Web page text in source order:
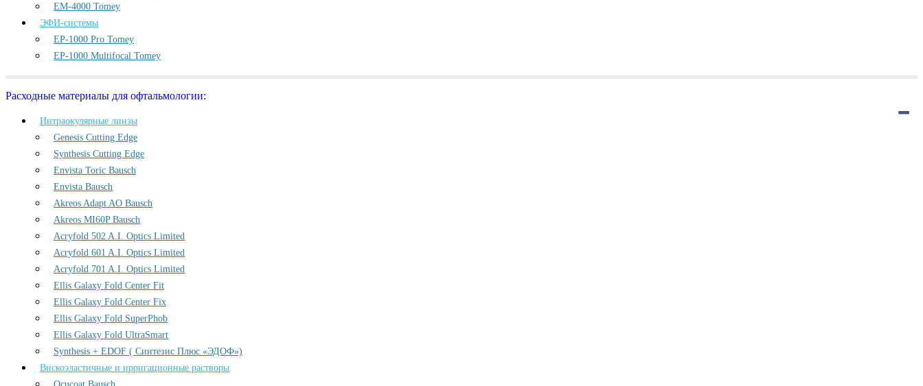
EM-4000 Tomey
ЭФИ-системы
EP-1000 Pro Tomey
EP-1000 Multifocal Tomey
Расходные материалы для офтальмологии:
Интраокулярные линзы
Genesis Cutting Edge
Synthesis Cutting Edge
Envista Toric Bausch
Envista Bausch
Akreos Adapt AO Bausch
Akreos MI60P Bausch
Acryfold 502 A.I. Optics Limited
Acryfold 601 A.I. Optics Limited
Acryfold 701 A.I. Optics Limited
Ellis Galaxy Fold Center Fit
Ellis Galaxy Fold Center Fix
Ellis Galaxy Fold SuperPhob
Ellis Galaxy Fold UltraSmart
Synthesis + EDOF ( Синтезис Плюс «ЭДОФ»)
Вискоэластичные и ирригационные растворы